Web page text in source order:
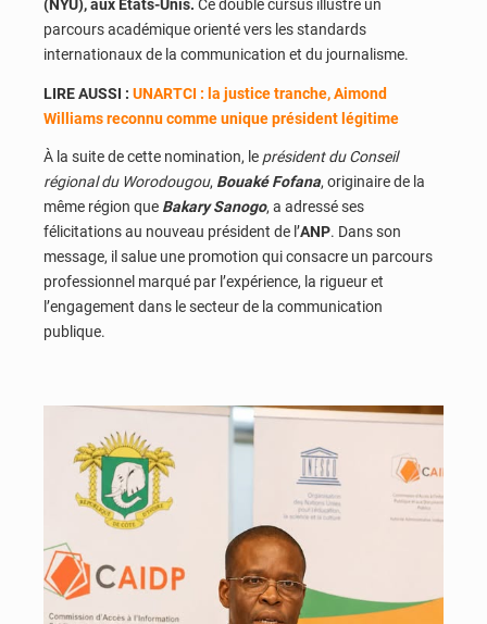
(NYU), aux États-Unis. Ce double cursus illustre un
parcours académique orienté vers les standards
internationaux de la communication et du journalisme.
LIRE AUSSI : UNARTCI : la justice tranche, Aimond
Williams reconnu comme unique président légitime
À la suite de cette nomination, le président du Conseil
régional du Worodougou, Bouaké Fofana, originaire de la
même région que Bakary Sanogo, a adressé ses
félicitations au nouveau président de l’ANP. Dans son
message, il salue une promotion qui consacre un parcours
professionnel marqué par l’expérience, la rigueur et
l’engagement dans le secteur de la communication
publique.